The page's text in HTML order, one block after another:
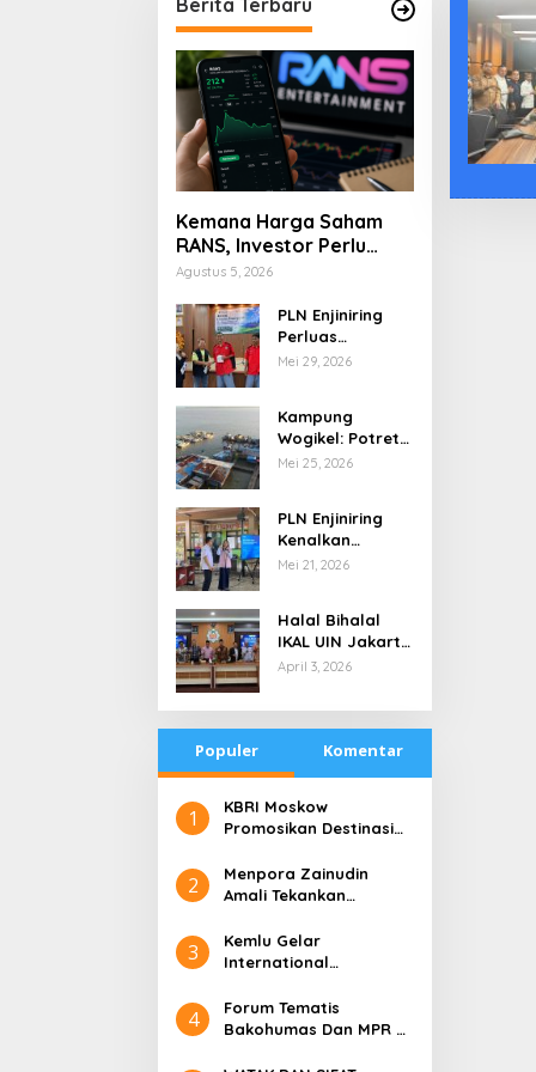
Kemana Harga Saham
RANS, Investor Perlu
Cermati Fundamental
Spekulasi Berlebihan
Agustus 5, 2026
PLN Enjiniring
Perluas
Wawasan Siswa
Perubahan Iklim
Mei 29, 2026
Kampung
Wogikel: Potret
Kehidupan
yang Bertahan
di Tengah
Keterbatasan
Mei 25, 2026
PLN Enjiniring
Kenalkan
Teknologi Energi
Mei 21, 2026
Halal Bihalal
IKAL UIN Jakarta
NTB, Alumni UIN
April 3, 2026
Populer Komentar
1
​KBRI Moskow
Promosikan Destinasi
Bali’
2
​Menpora Zainudin
Amali Tekankan
untuk DBON
3
​Kemlu Gelar
International
Diplomacy (ICDD)
4
Forum Tematis
Bakohumas Dan MPR RI